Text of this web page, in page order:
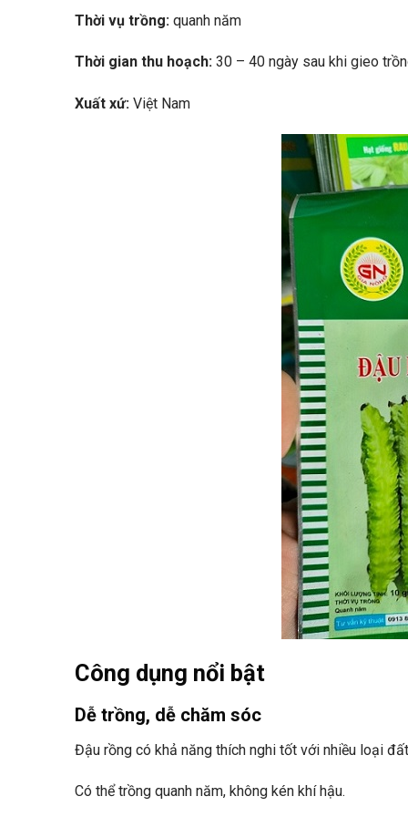
Thời vụ trồng: quanh năm
Thời gian thu hoạch: 30 – 40 ngày sau khi gieo
Xuất xứ: Việt Nam
Công dụng nổi bật
Dễ trồng, dễ chăm sóc
Đậu rồng có khả năng thích nghi tốt với nhiều loại
Có thể trồng quanh năm, không kén khí hậu.